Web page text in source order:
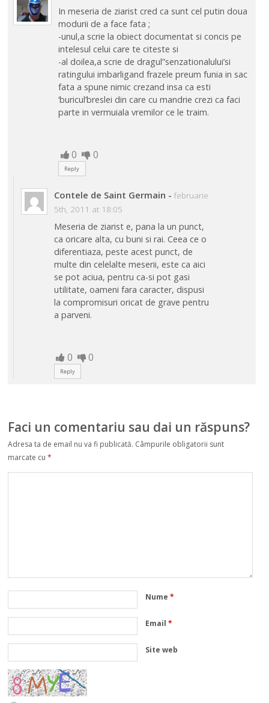
In meseria de ziarist cred ca sunt cel putin doua
modurii de a face fata ;
-unul,a scrie la obiect documentat si concis pe
intelesul celui care te citeste si
-al doilea,a scrie de dragul”senzationalului’si
ratingului imbarligand frazele preum funia in sac
fata a spune nimic crezand insa ca esti
‘buricul’breslei din care cu mandrie crezi ca faci
parte in vermuiala vremilor ce le traim.
0 0
Reply
Contele de Saint Germain - februarie
5th, 2011 at 18:05
Meseria de ziarist e, pana la un punct,
ca oricare alta, cu buni si rai. Ceea ce o
diferentiaza, peste acest punct, de
multe din celelalte meserii, este ca aici
se pot aciua, pentru ca-si pot gasi
utilitate, oameni fara caracter, dispusi
la compromisuri oricat de grave pentru
a parveni.
0 0
Reply
Faci un comentariu sau dai un răspuns?
Adresa ta de email nu va fi publicată. Câmpurile obligatorii sunt
marcate cu*
Nume*
Email*
Site web